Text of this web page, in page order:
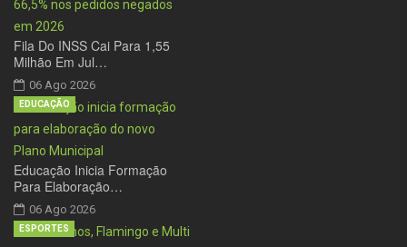
Fila Do INSS Cai Para 1,55
Milhão Em Jul…
06 Ago 2026
Educação Inicia Formação
Para Elaboração…
06 Ago 2026
EDUCAÇÃO
ESPORTES